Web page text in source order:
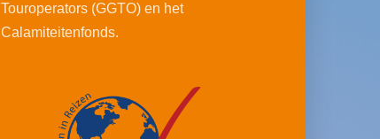
Touroperators (GGTO) en het
Calamiteitenfonds.